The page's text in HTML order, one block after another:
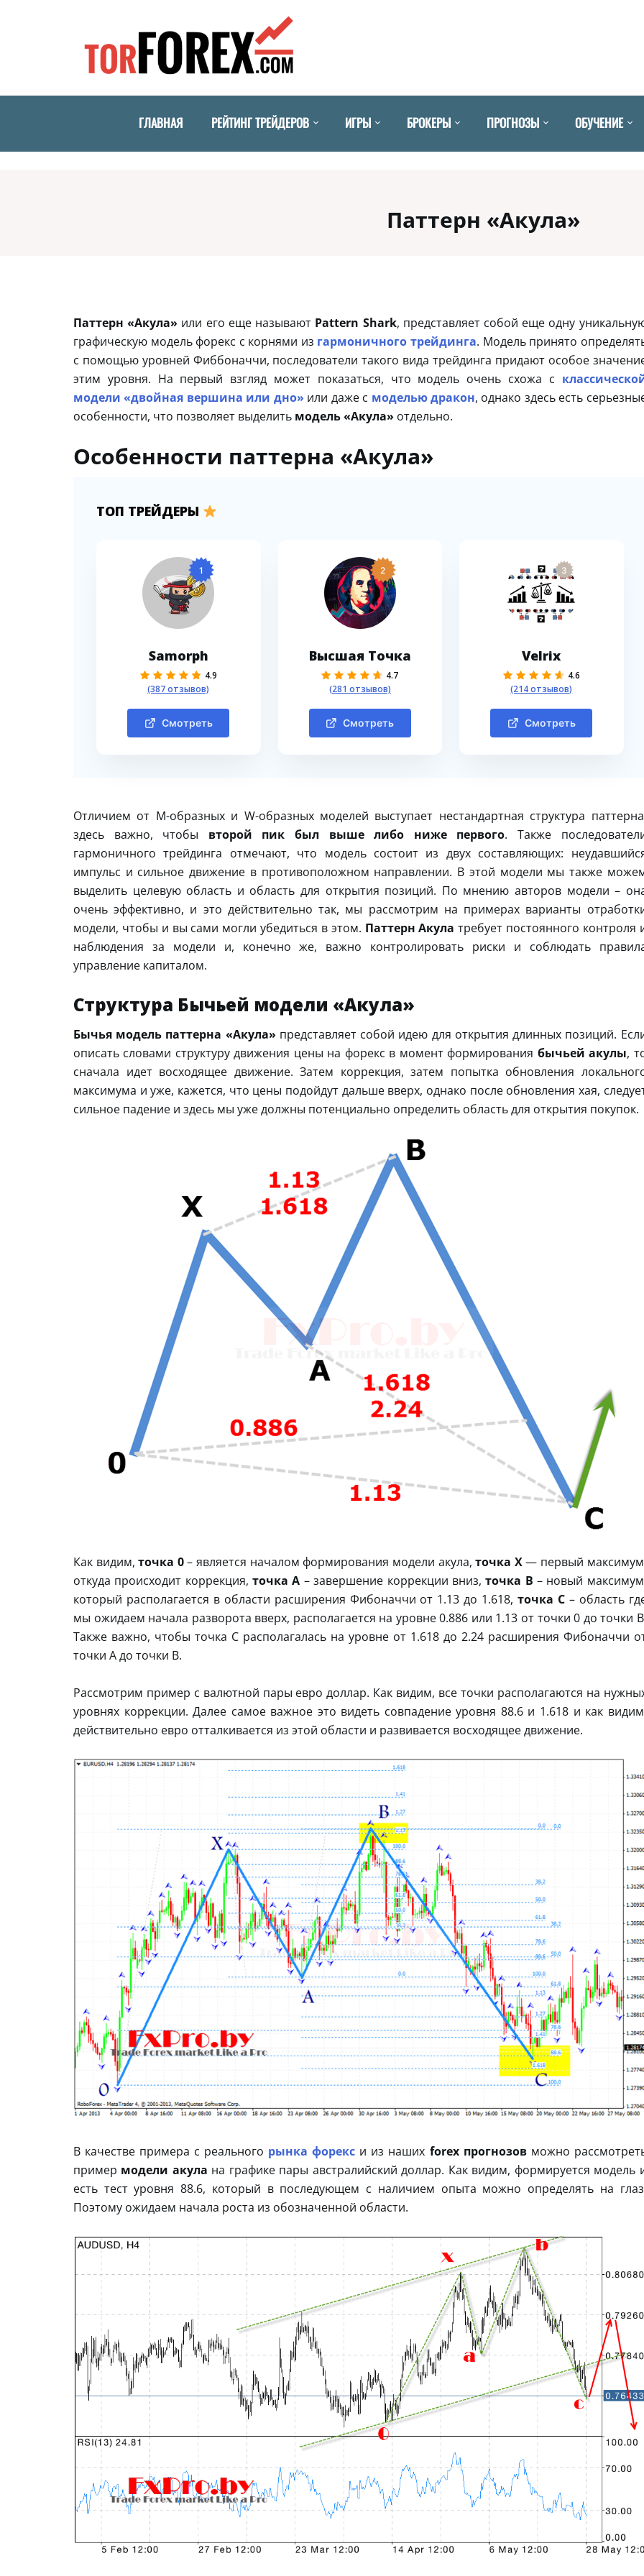
ГЛАВНАЯ РЕЙТИНГ ТРЕЙДЕРОВ ИГРЫ БРОКЕРЫ ПРОГНОЗЫ ОБУЧЕНИЕ
Паттерн «Акула»
Паттерн «Акула» или его еще называют Pattern Shark, представляет собой еще одну
графическую модель форекс с корнями из гармоничного трейдинга. Модель принято
с помощью уровней Фиббоначчи, последователи такого вида трейдинга придают особое
этим уровня. На первый взгляд может показаться, что модель очень схожа с
модели «двойная вершина или дно» или даже с моделью дракон, однако здесь есть
особенности, что позволяет выделить модель «Акула» отдельно.
Особенности паттерна «Акула»
ТОП ТРЕЙДЕРЫ
1
Samorph
4.9
(387 отзывов)
Смотреть
2
Высшая Точка
4.7
(281 отзывов)
Смотреть
3
Velrix
4.6
(214 отзывов)
Смотреть
Отличием от М-образных и W-образных моделей выступает нестандартная структура
здесь важно, чтобы второй пик был выше либо ниже первого. Также
гармоничного трейдинга отмечают, что модель состоит из двух составляющих:
импульс и сильное движение в противоположном направлении. В этой модели мы также
выделить целевую область и область для открытия позиций. По мнению авторов модели –
очень эффективно, и это действительно так, мы рассмотрим на примерах варианты
модели, чтобы и вы сами могли убедиться в этом. Паттерн Акула требует постоянного контроля
наблюдения за модели и, конечно же, важно контролировать риски и соблюдать
управление капиталом.
Структура Бычьей модели «Акула»
Бычья модель паттерна «Акула» представляет собой идею для открытия длинных позиций.
описать словами структуру движения цены на форекс в момент формирования бычьей акулы,
сначала идет восходящее движение. Затем коррекция, затем попытка обновления
максимума и уже, кажется, что цены подойдут дальше вверх, однако после обновления хая,
сильное падение и здесь мы уже должны потенциально определить область для открытия покупок.
Как видим,точка 0– является началом формирования модели акула,точка Х— первый
откуда происходит коррекция,точка А – завершение коррекции вниз,точка B– новый
который располагается в области расширения Фибоначчи от 1.13 до 1.618,точка С– область
мы ожидаем начала разворота вверх, располагается на уровне 0.886 или 1.13 от точки 0 до точки
Также важно, чтобы точка С располагалась на уровне от 1.618 до 2.24 расширения Фибоначчи
точки А до точки B.
Рассмотрим пример с валютной пары евро доллар. Как видим, все точки располагаются на
уровнях коррекции. Далее самое важное это видеть совпадение уровня 88.6 и 1.618 и как
действительно евро отталкивается из этой области и развивается восходящее движение.
В качестве примера с реального рынка форекс и из наших forex прогнозовможно
пример модели акула на графике пары австралийский доллар. Как видим, формируется модель
есть тест уровня 88.6, который в последующем с наличием опыта можно определять на
Поэтому ожидаем начала роста из обозначенной области.